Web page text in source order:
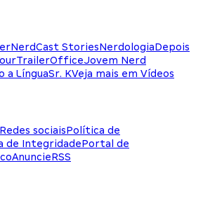
NerdCast StoriesNerdologiaDepois
TrailerOfficeJovem Nerd
a LínguaSr. KVeja mais em Vídeos
Redes sociaisPolítica de
de IntegridadePortal de
AnuncieRSS